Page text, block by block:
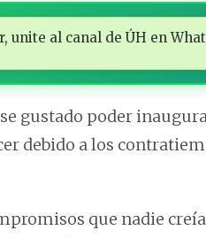
unite al canal de ÚH en
gustado poder
debido a los
que nadie